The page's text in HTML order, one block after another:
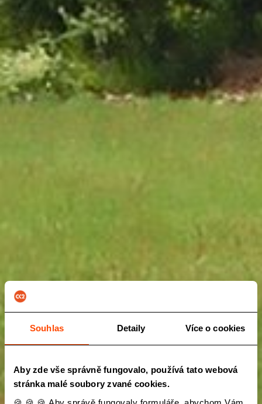
Souhlas Detaily Více o cookies
Aby zde vše správně fungovalo, používá tato webová
stránka malé soubory zvané cookies.